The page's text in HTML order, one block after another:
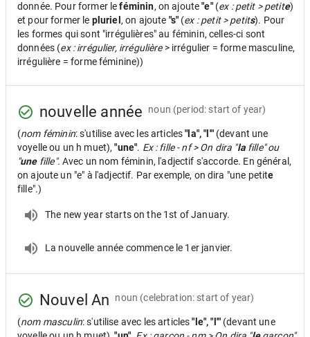
donnée. Pour former leféminin, on ajoute"e"(ex : petit > petite)
et pour former le pluriel , on ajoute "s" (ex : petit > petits). Pour
les formes qui sont "irrégulières" au féminin, celles-ci sont
données (ex : irrégulier, irrégulière> irrégulier = forme masculine,
irrégulière = forme féminine))
nouvelle année noun (period: start of year)
(nom féminin: s'utilise avec les articles"la", "l'" (devant une
voyelle ou un h muet),"une". Ex : fille - nf > On dira "lafille" ou
"unefille". Avec un nom féminin, l'adjectif s'accorde. En général,
on ajoute un "e" à l'adjectif. Par exemple, on dira "une petite
fille".)
The new year starts on the 1st of January.
La nouvelle année commence le 1er janvier.
Nouvel An noun (celebration: start of year)
(nom masculin: s'utilise avec les articles"le", "l'" (devant une